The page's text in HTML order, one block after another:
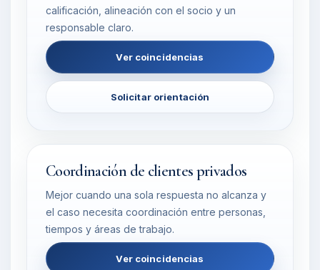
calificación, alineación con el socio y un
responsable claro.
Ver coincidencias
Solicitar orientación
Coordinación de clientes privados
Mejor cuando una sola respuesta no alcanza y
el caso necesita coordinación entre personas,
tiempos y áreas de trabajo.
Ver coincidencias